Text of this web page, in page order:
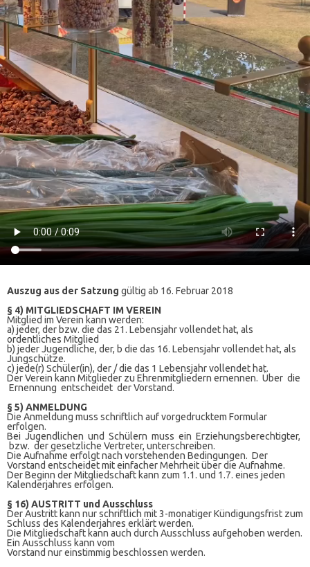
Auszug aus der Satzung gültig ab 16. Februar 2018
§ 4) MITGLIEDSCHAFT IM VEREIN
Mitglied im Verein kann werden:
a) jeder, der bzw. die das 21. Lebensjahr vollendet hat, als
ordentliches Mitglied
b) jeder Jugendliche, der, b die das 16. Lebensjahr vollendet hat, als
Jungschütze.
c) jede(r) Schüler(in), der / die das 1 Lebensjahr vollendet hat.
Der Verein kann Mitglieder zu Ehrenmitgliedern ernennen. Über die
Ernennung entscheidet der Vorstand.
§ 5) ANMELDUNG
Die Anmeldung muss schriftlich auf vorgedrucktem Formular
erfolgen.
Bei Jugendlichen und Schülern muss ein Erziehungsberechtigter,
bzw. der gesetzliche Vertreter, unterschreiben.
Die Aufnahme erfolgt nach vorstehenden Bedingungen. Der
Vorstand entscheidet mit einfacher Mehrheit über die Aufnahme.
Der Beginn der Mitgliedschaft kann zum 1.1. und 1.7. eines jeden
Kalenderjahres erfolgen.
§ 16) AUSTRITT und Ausschluss
Der Austritt kann nur schriftlich mit 3-monatiger Kündigungsfrist zum
Schluss des Kalenderjahres erklärt werden.
Die Mitgliedschaft kann auch durch Ausschluss aufgehoben werden.
Ein Ausschluss kann vom
Vorstand nur einstimmig beschlossen werden.